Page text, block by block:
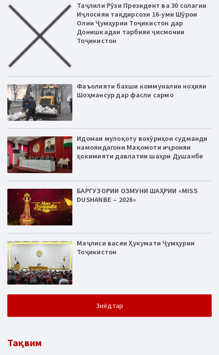
Таҷлили Рӯзи Президент ва 30 солагии
Иҷлосияи тақдирсози 16-уми Шӯрои
Олии Ҷумҳурии Тоҷикистон дар
Донишкадаи тарбияи ҷисмонии
Тоҷикистон
Фаъолияти бахши коммуналии ноҳияи
Шоҳмансур дар фасли сармо
Идомаи мулоқоту вохӯриҳои судманди
намояндагони Мақомоти иҷроияи
ҳокимияти давлатии шаҳри Душанбе
БАРГУЗОРИИ ОЗМУНИ ШАҲРИИ «MISS
DUSHANBE – 2026»
Маҷлиси васеи Ҳукумати Ҷумҳурии
Тоҷикистон
Зиёдтар
Тақвим